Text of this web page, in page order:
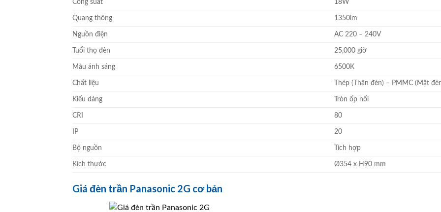
Công suất 18W
Quang thông 1350lm
Nguồn điện AC 220 – 240V
Tuổi thọ đèn 25,000 giờ
Màu ánh sáng 6500K
Chất liệu Thép (Thân đèn) – PMMC (Mặt
Kiểu dáng Tròn ốp nổi
CRI 80
IP 20
Bộ nguồn Tích hợp
Kích thước Ø354 x H90 mm
Giá đèn trần Panasonic 2G cơ bản